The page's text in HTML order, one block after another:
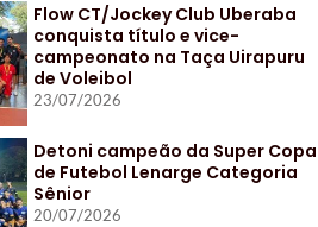
Flow CT/Jockey Club Uberaba
conquista título e vice-
campeonato na Taça Uirapuru
de Voleibol
23/07/2026
Detoni campeão da Super Copa
de Futebol Lenarge Categoria
Sênior
20/07/2026